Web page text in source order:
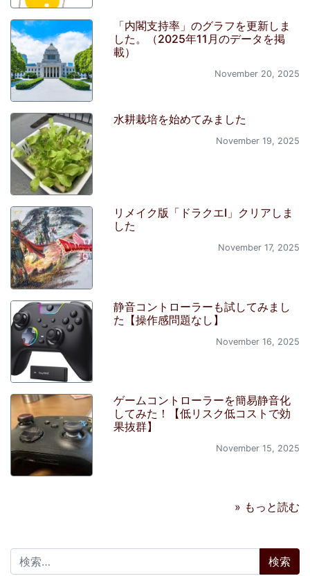
「内閣支持率」のグラフを更新しま
した。（2025年11月のデータを掲
載）
November 20, 2025
水耕栽培を始めてみました
November 19, 2025
リメイク版「ドラクエI」クリアしま
した
November 17, 2025
静音コントローラーも試してみまし
た【操作感問題なし】
November 16, 2025
ゲームコントローラーを簡易静音化
してみた！【低リスク低コストで効
果抜群】
November 15, 2025
» もっと読む
検索: